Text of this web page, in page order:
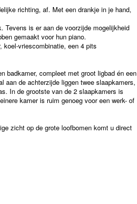
richting, af. Met een drankje in je hand,
Tevens is er aan de voorzijde mogelijkheid
gemaakt voor hun piano.
koel-vriescombinatie, een 4 pits
badkamer, compleet met groot ligbad én een
aan de achterzijde liggen twee slaapkamers,
In de grootste van de 2 slaapkamers is
kamer is ruim genoeg voor een werk- of
zicht op de grote loofbomen komt u direct